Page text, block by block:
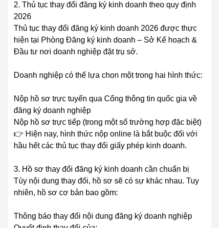
2. Thủ tục thay đổi đăng ký kinh doanh theo quy định
2026
Thủ tục thay đổi đăng ký kinh doanh 2026 được thực
hiện tại Phòng Đăng ký kinh doanh – Sở Kế hoạch &
Đầu tư nơi doanh nghiệp đặt trụ sở.
Doanh nghiệp có thể lựa chọn một trong hai hình thức:
Nộp hồ sơ trực tuyến qua Cổng thông tin quốc gia về
đăng ký doanh nghiệp
Nộp hồ sơ trực tiếp (trong một số trường hợp đặc biệt)
👉 Hiện nay, hình thức nộp online là bắt buộc đối với
hầu hết các thủ tục thay đổi giấy phép kinh doanh.
3. Hồ sơ thay đổi đăng ký kinh doanh cần chuẩn bị
Tùy nội dung thay đổi, hồ sơ sẽ có sự khác nhau. Tuy
nhiên, hồ sơ cơ bản bao gồm:
Thông báo thay đổi nội dung đăng ký doanh nghiệp